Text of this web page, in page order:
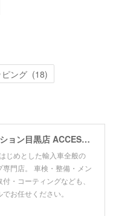
ング (18)
アクセスエボリューション目黒店 ACCESS EVOLUTION MEGURO
じめとした輸入車全般の
門店。 車検・整備・メン
・コーティングなども、
お任せください。